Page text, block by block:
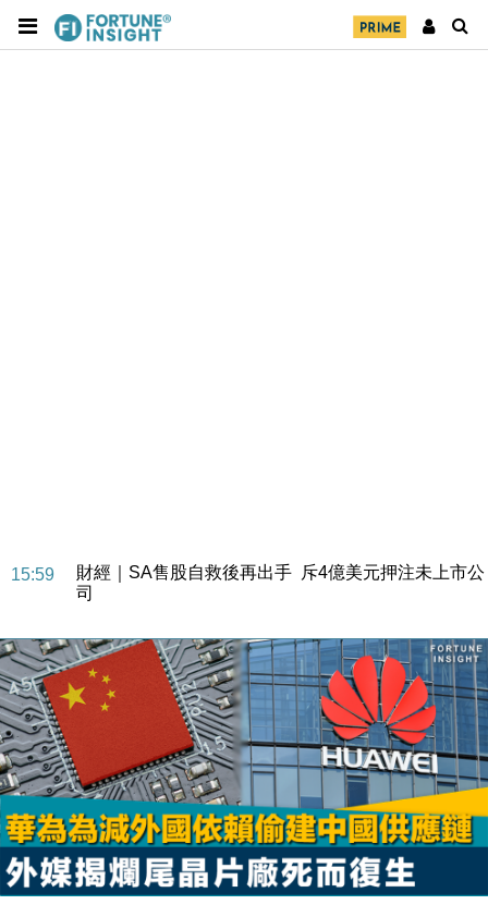
司
財經｜精星香港夥菜鳥拓全球智慧倉儲市場 加快海外
14:50
地產｜大酒店中期轉賺2300萬元 斥21億翻新香港及
東京半島
13:12
國際｜特朗普赴洛杉磯高球場活動前 男子攜槍彈被捕
12:30
財經｜香港7月PMI回落至51 企業擴張放慢兼縮減人
手
11:40
財經｜黑石傳再籌逾360億美元 支援Anthropic租用
Google晶片
10:57
財經｜美商務部擬擴大金屬關稅範圍 14類產品或加徵
25%